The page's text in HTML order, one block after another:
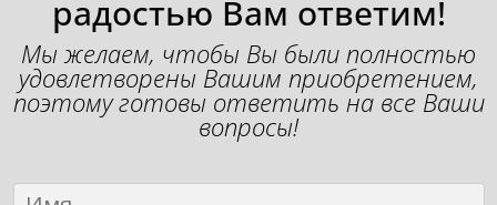
радостью Вам ответим!
Мы желаем, чтобы Вы были полностью
удовлетворены Вашим приобретением,
поэтому готовы ответить на все Ваши
вопросы!